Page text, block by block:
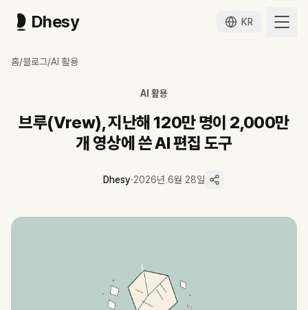
Dhesy KR
브루(Vrew)는 지난해 120만 명이 2,000만 개 넘는 영상을 만든 AI 편
자동 자막은 클릭 몇 번으로 생성되지만 100% 정확하지 않아, 노동이
AI 더빙·다국어 번역·텍스트→영상까지 한 도구에 묶여 카메라 없이 만
무료 버전 워터마크와 유료 월 구독은 캡컷·곰믹스 등 입문형 도구가
홈/블로그/AI 활용
AI 활용
브루(Vrew), 지난해 120만 명이 2,000만
개 영상에 쓴 AI 편집 도구
Dhesy·2026년 6월 28일